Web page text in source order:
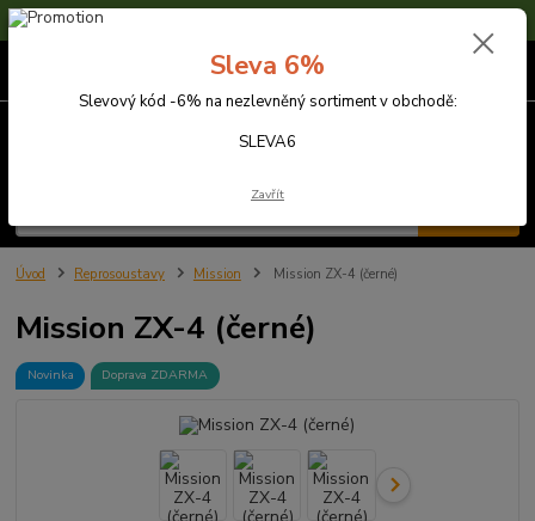
Sleva 6% na nezlevněné zboží s kódem SLEVA6
Úvod Reprosoustavy Mission Mission ZX-4 (černé)
Mission ZX-4 (černé)
Novinka Doprava ZDARMA
Sleva 6%
Slevový kód -6% na nezlevněný sortiment v obchodě:
SLEVA6
Zavřít